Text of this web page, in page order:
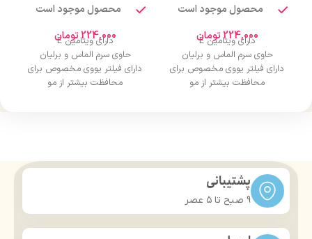
محصول موجود است
224,000تومان
دارای ویتامین E
حاوی سرم الماس و برلیان
دارای فیلتر یووی مخصوص برای
محافظت بیشتر از مو
محصول موجود است
224,000تومان
دارای ویتامین E
حاوی سرم الماس و برلیان
دارای فیلتر یووی مخصوص برای
محافظت بیشتر از مو
پشتیبانی
9 صبح تا ۵ عصر